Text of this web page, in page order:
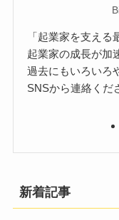
「起業家を支え
起業家の成長が加
過去にもいろいろ
SNSから連絡くだ
新着記事